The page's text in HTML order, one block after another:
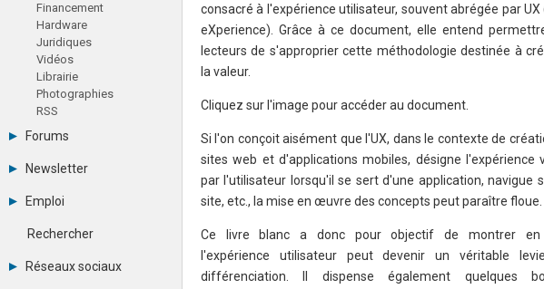
Assoc. / Syndicats (21)
Formations / Ecoles (46)
Presse spécialisée (17)
Financement
Hardware
Juridiques
Vidéos
Librairie
Photographies
RSS
Forums
Tous les forums
Se connecter
Messages privés
Contacter un modérateur
Newsletter
Archives
Abonnement
Emploi
Consulter les annonces
Observatoire de l'emploi
Rechercher
Réseaux sociaux
consacré à l'expérience utilisateur, souvent abrégée par UX
eXperience). Grâce à ce document, elle entend
lecteurs de s'approprier cette méthodologie destinée à
la valeur.
Cliquez sur l'image pour accéder au document.
Si l'on conçoit aisément que l'UX, dans le contexte de
sites web et d'applications mobiles, désigne l'expérience
par l'utilisateur lorsqu'il se sert d'une application, navigue
site, etc., la mise en œuvre des concepts peut paraître floue.
Ce livre blanc a donc pour objectif de montrer en
l'expérience utilisateur peut devenir un véritable
différenciation. Il dispense également quelques